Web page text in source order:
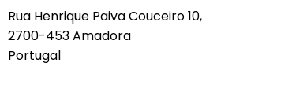
Rua Henrique Paiva Couceiro 10,
2700-453 Amadora
Portugal